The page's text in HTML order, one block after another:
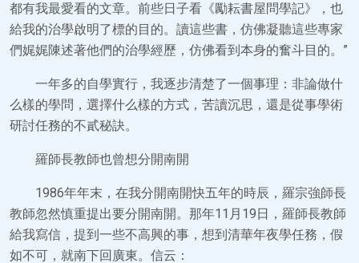
都有我最愛看的文章。前些日子看《勵耘書屋問學記》，也
給我的治學啟明了標的目的。讀這些書，仿佛凝聽這些專家
們娓娓陳述著他們的治學經歷，仿佛看到本身的奮斗目的。”
一年多的自學實行，我逐步清楚了一個事理：非論做什
么樣的學問，選擇什么樣的方式，苦讀沉思，還是從事學術
研討任務的不貳秘訣。
羅師長教師也曾想分開南開
1986年年末，在我分開南開快五年的時辰，羅宗強師長
教師忽然慎重提出要分開南開。那年11月19日，羅師長教師
給我寫信，提到一些不高興的事，想到清華年夜學任務，假
如不可，就南下回廣東。信云：